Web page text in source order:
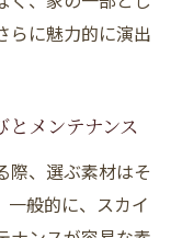
ニーデザイン
コニーの印象
イアウト術
集める方法
らに魅力的に演出
とメンテナンス
際、選ぶ素材はそ
一般的に、スカイ